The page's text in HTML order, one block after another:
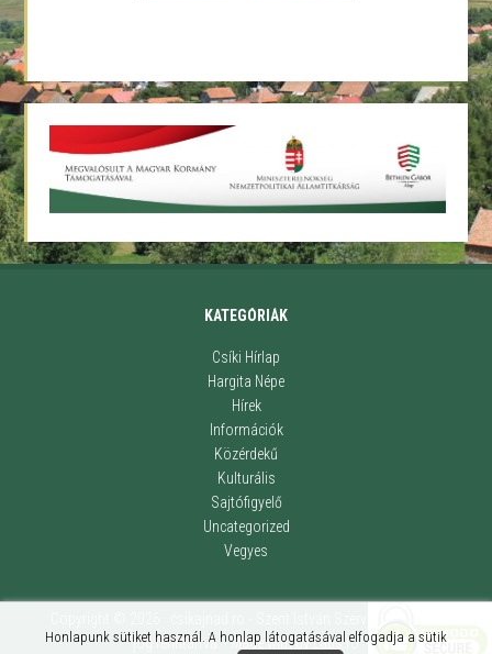
KATEGÓRIÁK
Csíki Hírlap
Hargita Népe
Hírek
Információk
Közérdekű
Kulturális
Sajtófigyelő
Uncategorized
Vegyes
jog fenntartva. ·Made withbyLabs.ro
Honlapunk sütiket használ. A honlap látogatásával elfogadja a sütik